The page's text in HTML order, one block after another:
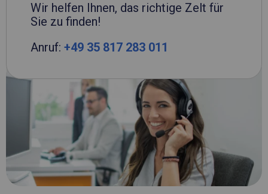
Wir helfen Ihnen, das richtige Zelt für
Sie zu finden!
Anruf: +49 35 817 283 011